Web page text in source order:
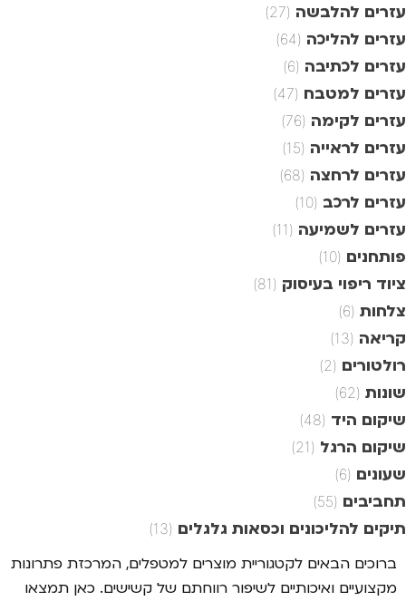
עזרים להלבשה (27)
עזרים להליכה (64)
עזרים לכתיבה (6)
עזרים למטבח (47)
עזרים לקימה (76)
עזרים לראייה (15)
עזרים לרחצה (68)
עזרים לרכב (10)
עזרים לשמיעה (11)
פותחנים (10)
ציוד ריפוי בעיסוק (81)
צלחות (6)
קריאה (13)
רולטורים (2)
שונות (62)
שיקום היד (48)
שיקום הרגל (21)
שעונים (6)
תחביבים (55)
תיקים להליכונים וכסאות גלגלים (13)
ברוכים הבאים לקטגוריית מוצרים למטפלים, המרכזת פתרונות
מקצועיים ואיכותיים לשיפור רווחתם של קשישים. כאן תמצאו